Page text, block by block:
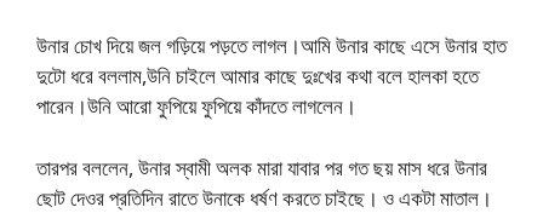
উনার চোখ দিয়ে জল গড়িয়ে পড়তে লাগল।আমি উনার কাছে এসে উনার হাত
দুটো ধরে বললাম,উনি চাইলে আমার কাছে দুঃখের কথা বলে হালকা হতে
পারেন।উনি আরো ফুপিয়ে ফুপিয়ে কাঁদতে লাগলেন।
তারপর বললেন, উনার স্বামী অলক মারা যাবার পর গত ছয় মাস ধরে উনার
ছোট দেওর প্রতিদিন রাতে উনাকে ধর্ষণ করতে চাইছে। ও একটা মাতাল।